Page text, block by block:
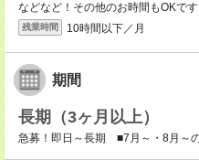
などなど！その他のお時間もOKです
残業時間 10時間以下／月
期間
長期（3ヶ月以上）
急募！即日～長期 ■7月～・8月～